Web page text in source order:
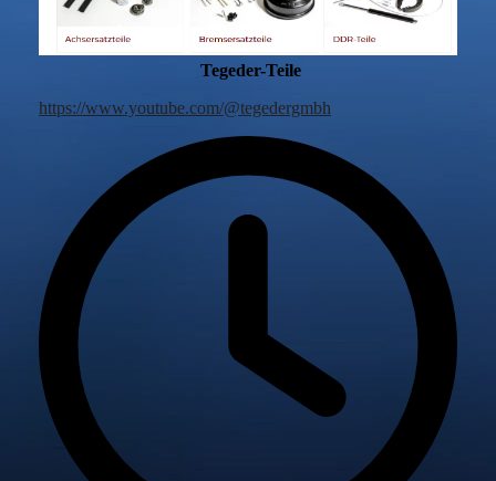
Tegeder-Teile
https://www.youtube.com/@tegedergmbh